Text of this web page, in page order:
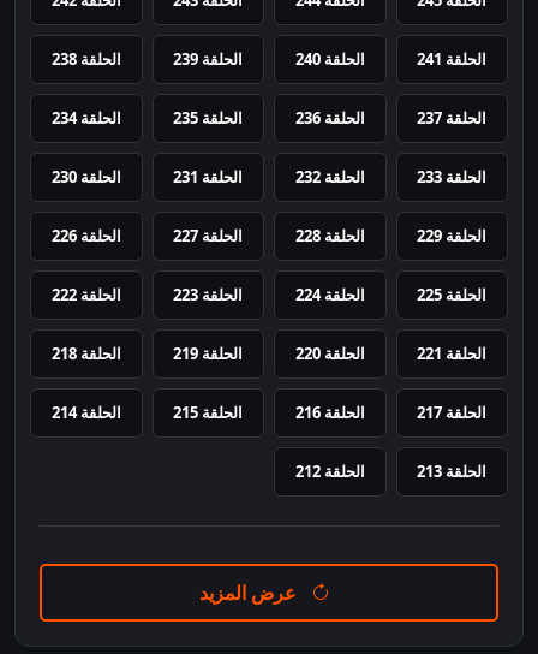
الحلقة 241 الحلقة 240 الحلقة 239 الحلقة 238
الحلقة 237 الحلقة 236 الحلقة 235 الحلقة 234
الحلقة 233 الحلقة 232 الحلقة 231 الحلقة 230
الحلقة 229 الحلقة 228 الحلقة 227 الحلقة 226
الحلقة 225 الحلقة 224 الحلقة 223 الحلقة 222
الحلقة 221 الحلقة 220 الحلقة 219 الحلقة 218
الحلقة 217 الحلقة 216 الحلقة 215 الحلقة 214
الحلقة 213 الحلقة 212
عرض المزيد